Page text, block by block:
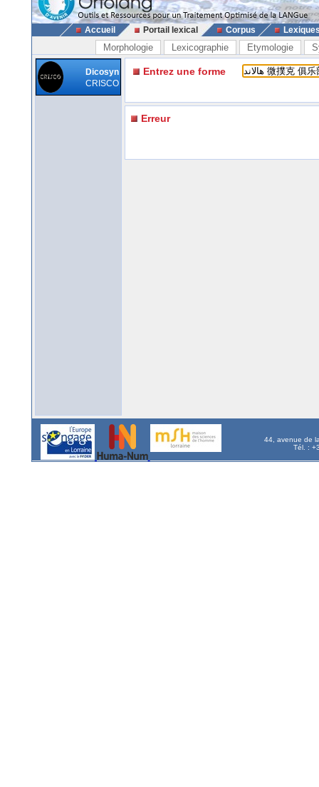
Accueil Portail lexical Corpus
Morphologie Lexicographie Etymologie
Dicosyn
CRISCO
Entrez une forme
Erreur
44, avenue de
Tél. :